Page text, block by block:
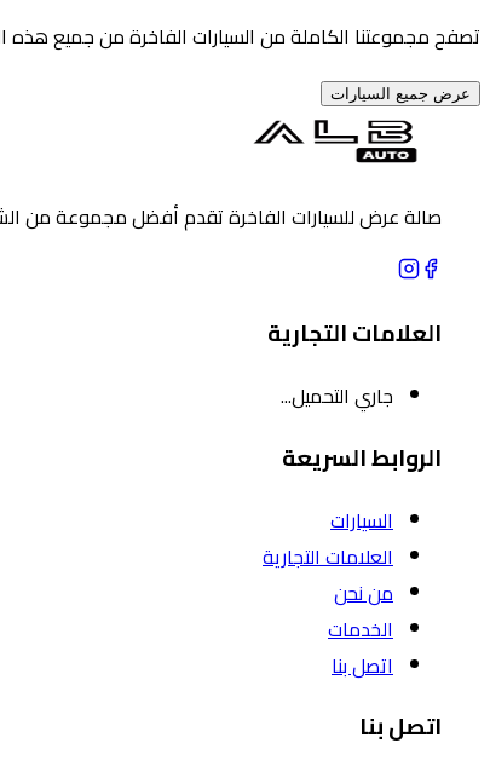
تصفح مجموعتنا الكاملة من السيارات الفاخرة من جميع هذه
عرض جميع السيارات
صالة عرض للسيارات الفاخرة تقدم أفضل مجموعة من
العلامات التجارية
جاري التحميل...
الروابط السريعة
السيارات
العلامات التجارية
من نحن
الخدمات
اتصل بنا
اتصل بنا